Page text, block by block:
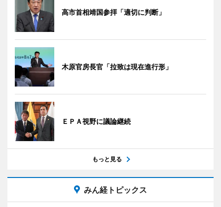
高市首相靖国参拝「適切に判断」
木原官房長官「拉致は現在進行形」
ＥＰＡ視野に議論継続
もっと見る
みん経トピックス